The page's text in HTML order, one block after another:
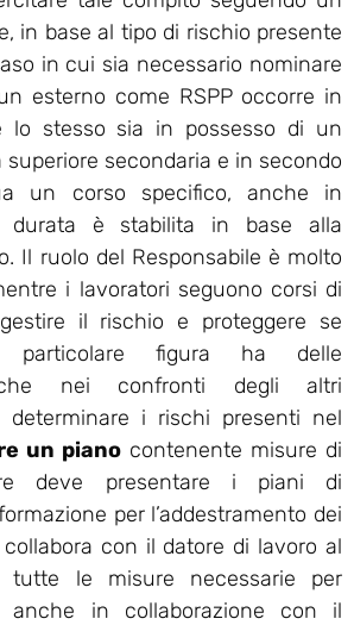
in base al tipo di rischio presente
in cui sia necessario nominare
esterno come RSPP occorre in
lo stesso sia in possesso di un
superiore secondaria e in secondo
un corso specifico, anche in
durata è stabilita in base alla
Il ruolo del Responsabile è molto
i lavoratori seguono corsi di
il rischio e proteggere se
particolare figura ha delle
che nei confronti degli altri
determinare i rischi presenti nel
un piano contenente misure di
deve presentare i piani di
per l’addestramento dei
con il datore di lavoro al
tutte le misure necessarie per
anche in collaborazione con il